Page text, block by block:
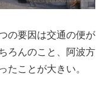
の要因は交通の便が
ろんのこと、阿波方
たことが大きい。